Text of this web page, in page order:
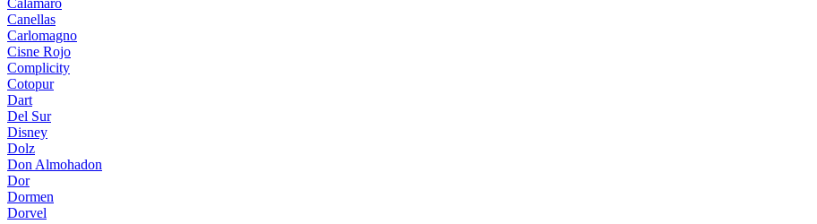
Calamaro
Canellas
Carlomagno
Cisne Rojo
Complicity
Cotopur
Dart
Del Sur
Disney
Dolz
Don Almohadon
Dor
Dormen
Dorvel